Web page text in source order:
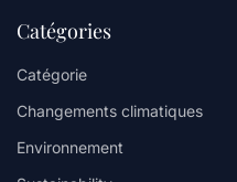
Catégories
Catégorie
Changements climatiques
Environnement